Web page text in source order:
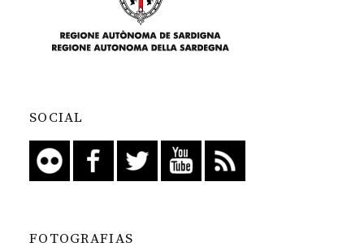
SOCIAL
FOTOGRAFIAS